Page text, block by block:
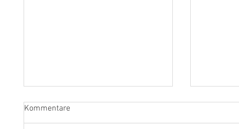
Kommentare